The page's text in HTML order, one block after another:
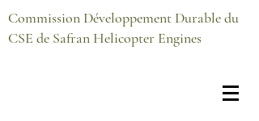
Commission Développement Durable du
CSE de Safran Helicopter Engines